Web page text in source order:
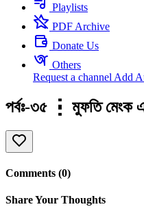
Playlists
PDF Archive
Donate Us
Others
Request a channel Add
পর্বঃ-৩৫ ┇ মুফতি
Comments (0)
Share Your Thoughts